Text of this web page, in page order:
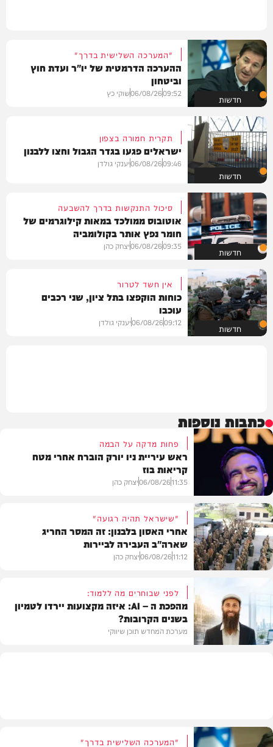
חדשות
"המערכה השלישית בדרך"
ההערכה הדרמטית של יו"ר ועדת חוץ
וביטחון
09:52
06/08/26שוקי כץ
חדשות
תקרית חמורה בצפון
ישראלים פגעו בגדר הגבול וחצו ללבנון
09:46
06/08/26יענקי גולדן
חדשות
סיכול התנקשות בדרך להשבעה
אוטובוס ממולכד במאות קילוגרמים של
חומר נפץ אותר בקולומביה
09:35
06/08/26יצחק כהן
חדשות
אין חשד לטרור
כוחות הוקפצו בתל ציון, שני רכבים
עוכבו
09:12
06/08/26יענקי גולדן
כתבות נוספות
בעולם
פחות מדקה על הבמה
ראש עיריית ניו יורק הוברח אחרי מטח
קריאות בוז
11:35
06/08/26יצחק כהן
מדיני
"שישראל תהיה רגועה"
אחרי האסון בלבנון: זה המסר החריג
שארה"ב העבירה לביירות
11:12
06/08/26יצחק כהן
לפני שבוחרים מה ללמוד:
מהפכת ה – AI: איזה מקצועות יירדו לטמיון
בשנים הקרובות?
מערכת המחדש תוכן שיווקי
"המערכה השלישית בדרך"